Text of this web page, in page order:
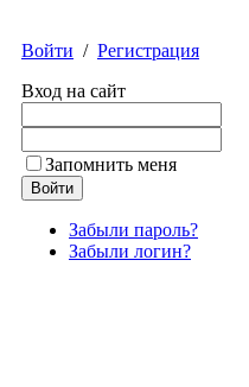
Войти / Регистрация
Вход на сайт
Запомнить меня
Забыли пароль?
Забыли логин?